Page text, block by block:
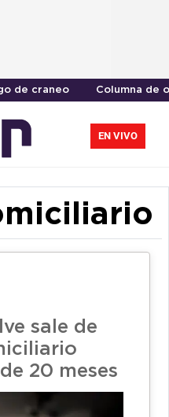
de craneo Columna de
EN VIVO
sale de
20 meses